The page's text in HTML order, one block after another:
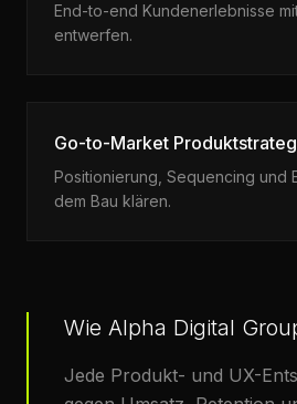
End-to-end Kundenerlebnisse
entwerfen.
Go-to-Market
Positionierung, Sequencing und
dem Bau klären.
Wie Alpha Digital
Jede Produkt- und UX-